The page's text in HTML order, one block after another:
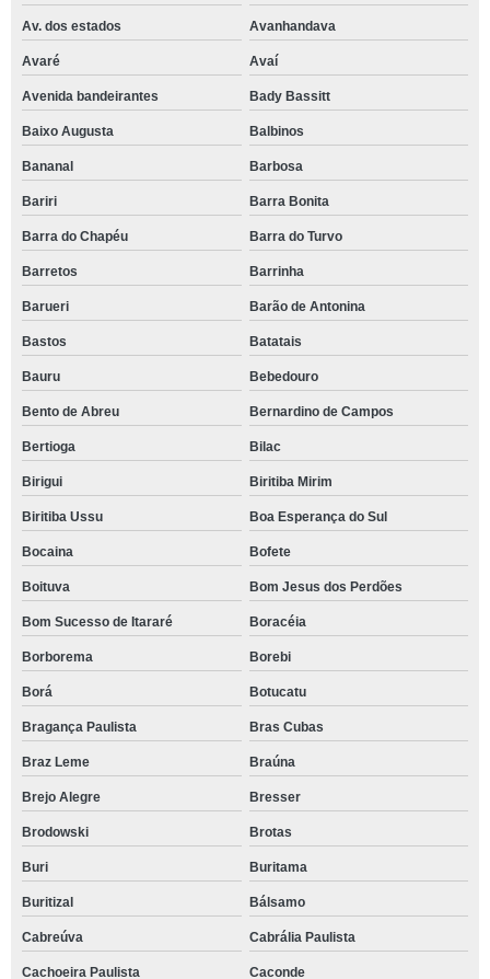
Av. dos estados Avanhandava
Avaré Avaí
Avenida bandeirantes Bady Bassitt
Baixo Augusta Balbinos
Bananal Barbosa
Bariri Barra Bonita
Barra do Chapéu Barra do Turvo
Barretos Barrinha
Barueri Barão de Antonina
Bastos Batatais
Bauru Bebedouro
Bento de Abreu Bernardino de Campos
Bertioga Bilac
Birigui Biritiba Mirim
Biritiba Ussu Boa Esperança do Sul
Bocaina Bofete
Boituva Bom Jesus dos Perdões
Bom Sucesso de Itararé Boracéia
Borborema Borebi
Borá Botucatu
Bragança Paulista Bras Cubas
Braz Leme Braúna
Brejo Alegre Bresser
Brodowski Brotas
Buri Buritama
Buritizal Bálsamo
Cabreúva Cabrália Paulista
Cachoeira Paulista Caconde